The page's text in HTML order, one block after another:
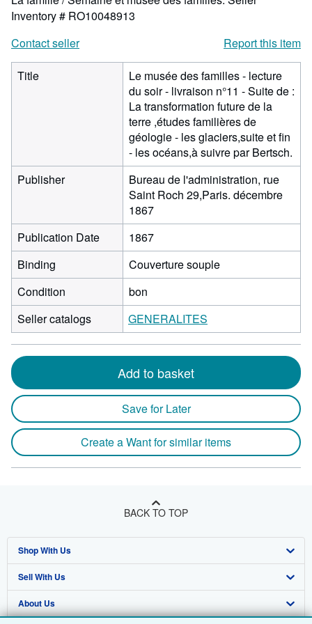
Inventory # RO10048913
Contact seller
Report this item
Title
Le musée des familles - lecture
du soir - livraison n°11 - Suite de :
La transformation future de la
terre ,études familières de
géologie - les glaciers,suite et fin
- les océans,à suivre par Bertsch.
Publisher
Bureau de l'administration, rue
Saint Roch 29,Paris. décembre
1867
Publication Date
1867
Binding
Couverture souple
Condition
bon
Seller catalogs
GENERALITES
Add to basket
Save for Later
Create a Want for similar items
BACK TO TOP
Shop With Us
Advanced Search
Browse Collections
Sell With Us
Start Selling
About Us